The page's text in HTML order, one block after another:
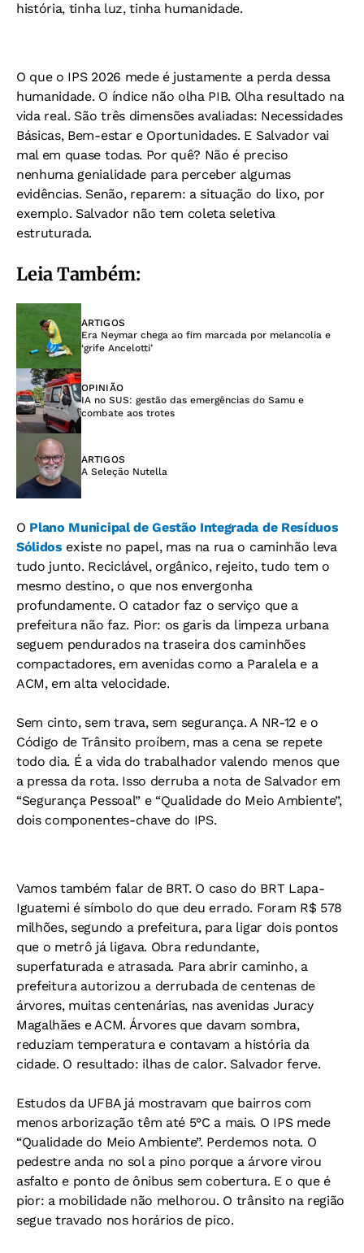
história, tinha luz, tinha humanidade.
O que o IPS 2026 mede é justamente a perda dessa
humanidade. O índice não olha PIB. Olha resultado na
vida real. São três dimensões avaliadas: Necessidades
Básicas, Bem-estar e Oportunidades. E Salvador vai
mal em quase todas. Por quê? Não é preciso
nenhuma genialidade para perceber algumas
evidências. Senão, reparem: a situação do lixo, por
exemplo. Salvador não tem coleta seletiva
estruturada.
Leia Também:
ARTIGOS
Era Neymar chega ao fim marcada por melancolia e
‘grife Ancelotti’
OPINIÃO
IA no SUS: gestão das emergências do Samu e
combate aos trotes
ARTIGOS
A Seleção Nutella
O Plano Municipal de Gestão Integrada de Resíduos
Sólidos existe no papel, mas na rua o caminhão leva
tudo junto. Reciclável, orgânico, rejeito, tudo tem o
mesmo destino, o que nos envergonha
profundamente. O catador faz o serviço que a
prefeitura não faz. Pior: os garis da limpeza urbana
seguem pendurados na traseira dos caminhões
compactadores, em avenidas como a Paralela e a
ACM, em alta velocidade.
Sem cinto, sem trava, sem segurança. A NR-12 e o
Código de Trânsito proíbem, mas a cena se repete
todo dia. É a vida do trabalhador valendo menos que
a pressa da rota. Isso derruba a nota de Salvador em
“Segurança Pessoal” e “Qualidade do Meio Ambiente”,
dois componentes-chave do IPS.
Vamos também falar de BRT. O caso do BRT Lapa-
Iguatemi é símbolo do que deu errado. Foram R$ 578
milhões, segundo a prefeitura, para ligar dois pontos
que o metrô já ligava. Obra redundante,
superfaturada e atrasada. Para abrir caminho, a
prefeitura autorizou a derrubada de centenas de
árvores, muitas centenárias, nas avenidas Juracy
Magalhães e ACM. Árvores que davam sombra,
reduziam temperatura e contavam a história da
cidade. O resultado: ilhas de calor. Salvador ferve.
Estudos da UFBA já mostravam que bairros com
menos arborização têm até 5°C a mais. O IPS mede
“Qualidade do Meio Ambiente”. Perdemos nota. O
pedestre anda no sol a pino porque a árvore virou
asfalto e ponto de ônibus sem cobertura. E o que é
pior: a mobilidade não melhorou. O trânsito na região
segue travado nos horários de pico.